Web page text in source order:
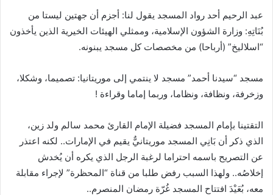
عبد الرحيم أحد رواد المسجد يقول لنا: أجزم أن جهتين ليستا من
بُنَاتِهِ: وزارة الشؤون الإسلامية، وممثلي الهيئات الخيرية الذين يأخذون
“اسلاليخ” (أرباحا) من مخصصات كل مسجد يبنونه.
مسجد “سيدنا أحمد” مسجد لا ينتمي إلى موريتانيا: تصميما، وشكلا،
وزخرفة، ونظافة، ونظاما، وربما إماما وقراءة !
التقتينا بإمام المسجد فضيلة الإمام القارئ محمد سالم ولد زين،
الذي ذكر أن بَانِي المسجد موريتانيٌّ يقيم في الإمارات.. لكنه اعتذر
عن التصريح باسمه احتراما لرغبة الرجل الذي يكره أن يُخدش
إخلاصُه.. ولهذا السبب رفض طلبا من قناة “المحظرة” لإجراء مقابلة
معه، بُعَيْدَ افتتاح المسجد غُرّة رمضان المنصرم..